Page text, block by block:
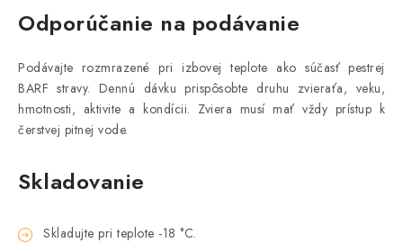
Odporúčanie na podávanie
Podávajte rozmrazené pri izbovej teplote ako súčasť pestrej
BARF stravy. Dennú dávku prispôsobte druhu zvieraťa, veku,
hmotnosti, aktivite a kondícii. Zviera musí mať vždy prístup k
čerstvej pitnej vode.
Skladovanie
Skladujte pri teplote -18 °C.